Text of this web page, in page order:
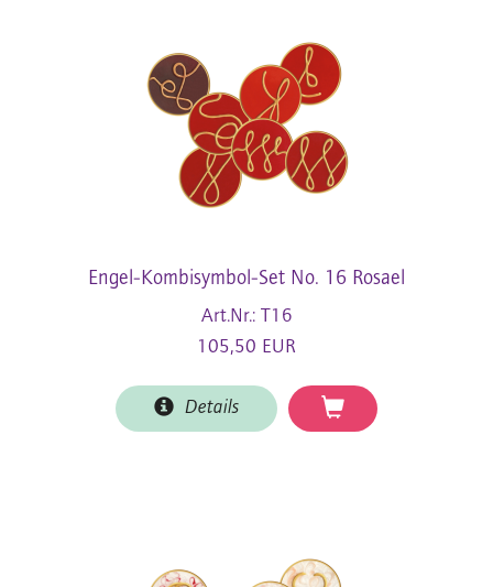
Engel-Kombisymbol-Set No. 16 Rosael
Art.Nr.: T16
105,50 EUR
Details